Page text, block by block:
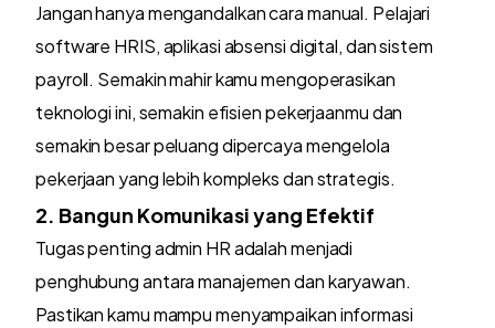
Jangan hanya mengandalkan cara manual. Pelajari
software HRIS, aplikasi absensi digital, dan sistem
payroll. Semakin mahir kamu mengoperasikan
teknologi ini, semakin efisien pekerjaanmu dan
semakin besar peluang dipercaya mengelola
pekerjaan yang lebih kompleks dan strategis.
2. Bangun Komunikasi yang Efektif
Tugas penting admin HR adalah menjadi
penghubung antara manajemen dan karyawan.
Pastikan kamu mampu menyampaikan informasi